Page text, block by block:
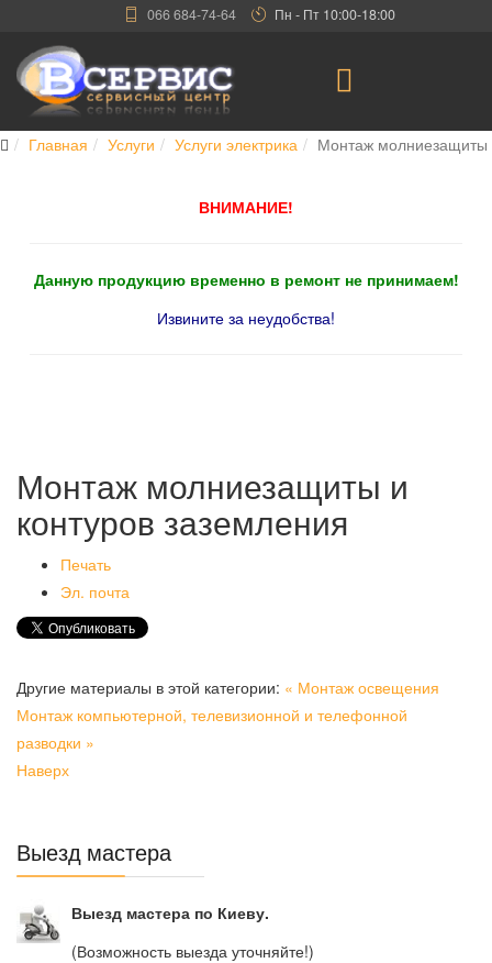
066 684-74-64 Пн - Пт 10:00-18:00
Главная Услуги Услуги электрика Монтаж молниезащиты
ВНИМАНИЕ!
Данную продукцию временно в ремонт не принимаем!
Извините за неудобства!
Монтаж молниезащиты и
контуров заземления
Печать
Эл. почта
Другие материалы в этой категории: « Монтаж освещения
Монтаж компьютерной, телевизионной и телефонной
разводки »
Наверх
Выезд мастера
Выезд мастера по Киеву.
(Возможность выезда уточняйте!)